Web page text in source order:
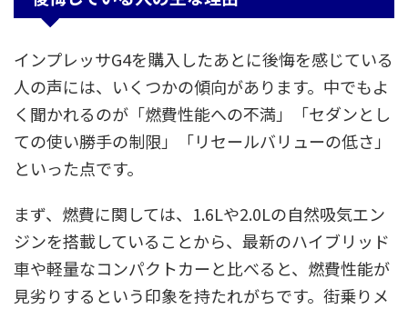
インプレッサG4を購入したあとに後悔を感じている
人の声には、いくつかの傾向があります。中でもよ
く聞かれるのが「燃費性能への不満」「セダンとし
ての使い勝手の制限」「リセールバリューの低さ」
といった点です。
まず、燃費に関しては、1.6Lや2.0Lの自然吸気エン
ジンを搭載していることから、最新のハイブリッド
車や軽量なコンパクトカーと比べると、燃費性能が
見劣りするという印象を持たれがちです。街乗りメ